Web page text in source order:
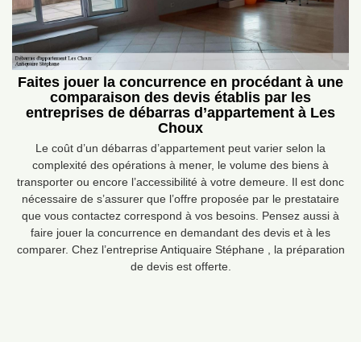
Faites jouer la concurrence en procédant à une
comparaison des devis établis par les
entreprises de débarras d’appartement à Les
Choux
Le coût d’un débarras d’appartement peut varier selon la
complexité des opérations à mener, le volume des biens à
transporter ou encore l’accessibilité à votre demeure. Il est donc
nécessaire de s’assurer que l’offre proposée par le prestataire
que vous contactez correspond à vos besoins. Pensez aussi à
faire jouer la concurrence en demandant des devis et à les
comparer. Chez l’entreprise Antiquaire Stéphane , la préparation
de devis est offerte.